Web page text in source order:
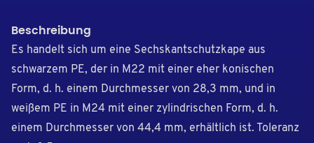
Beschreibung
Es handelt sich um eine Sechskantschutzkape aus
schwarzem PE, der in M22 mit einer eher konischen
Form, d. h. einem Durchmesser von 28,3 mm, und in
weißem PE in M24 mit einer zylindrischen Form, d. h.
einem Durchmesser von 44,4 mm, erhältlich ist. Toleranz